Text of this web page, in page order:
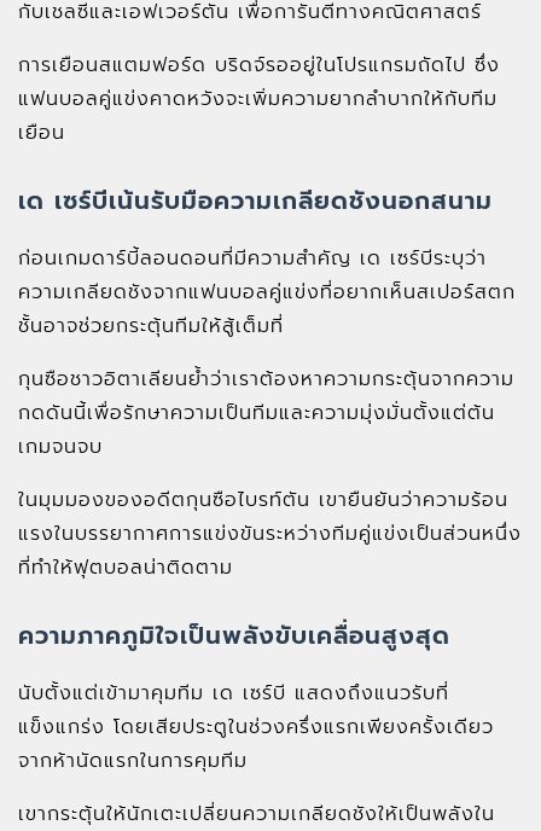
กับเชลซีและเอฟเวอร์ตัน เพื่อการันตีทางคณิตศาสตร์
การเยือนสแตมฟอร์ด บริดจ์รออยู่ในโปรแกรมถัดไป ซึ่ง
แฟนบอลคู่แข่งคาดหวังจะเพิ่มความยากลำบากให้กับทีม
เยือน
เด เซร์บีเน้นรับมือความเกลียดชังนอกสนาม
ก่อนเกมดาร์บี้ลอนดอนที่มีความสำคัญ เด เซร์บีระบุว่า
ความเกลียดชังจากแฟนบอลคู่แข่งที่อยากเห็นสเปอร์สตก
ชั้นอาจช่วยกระตุ้นทีมให้สู้เต็มที่
กุนซือชาวอิตาเลียนย้ำว่าเราต้องหาความกระตุ้นจากความ
กดดันนี้เพื่อรักษาความเป็นทีมและความมุ่งมั่นตั้งแต่ต้น
เกมจนจบ
ในมุมมองของอดีตกุนซือไบรท์ตัน เขายืนยันว่าความร้อน
แรงในบรรยากาศการแข่งขันระหว่างทีมคู่แข่งเป็นส่วนหนึ่ง
ที่ทำให้ฟุตบอลน่าติดตาม
ความภาคภูมิใจเป็นพลังขับเคลื่อนสูงสุด
นับตั้งแต่เข้ามาคุมทีม เด เซร์บี แสดงถึงแนวรับที่
แข็งแกร่ง โดยเสียประตูในช่วงครึ่งแรกเพียงครั้งเดียว
จากห้านัดแรกในการคุมทีม
เขากระตุ้นให้นักเตะเปลี่ยนความเกลียดชังให้เป็นพลังใน